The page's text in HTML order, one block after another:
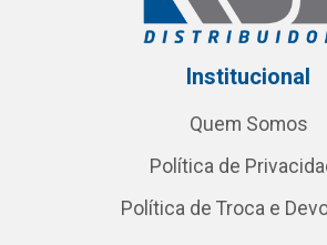
Institucional
Quem Somos
Política de
Política de Troca e